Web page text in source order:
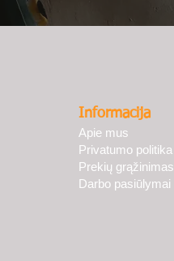
Informacija
Apie mus
Privatumo politika
Prekių grąžinimas
Darbo pasiūlymai